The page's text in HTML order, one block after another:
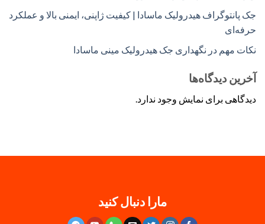
جک پانتوگراف هیدرولیک ماسادا | کیفیت ژاپنی، ایمنی بالا و عملکرد
حرفه‌ای
نکات مهم در نگهداری جک هیدرولیک مینی ماسادا
آخرین دیدگاه‌ها
دیدگاهی برای نمایش وجود ندارد.
مارا دنبال کنید